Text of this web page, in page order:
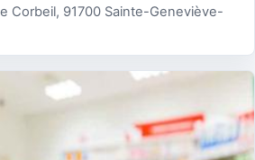
Corbeil, 91700 Sainte-Geneviève-